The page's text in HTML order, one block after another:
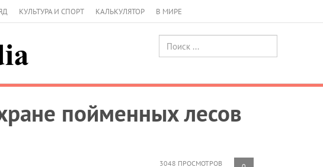
КУЛЬТУРА И СПОРТ КАЛЬКУЛЯТОР В МИРЕ
пойменных лесов
3048 ПРОСМОТРОВ